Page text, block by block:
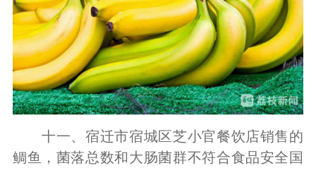
十一、宿迁市宿城区芝小官餐饮店销售的
鲷鱼，菌落总数和大肠菌群不符合食品安全国